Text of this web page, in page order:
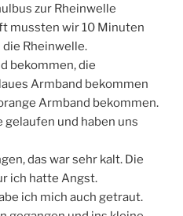
zur Rheinwelle
mussten wir 10 Minuten
Rheinwelle.
bekommen, die
Armband bekommen
Armband bekommen.
gelaufen und haben uns
das war sehr kalt. Die
ich hatte Angst.
ich mich auch getraut.